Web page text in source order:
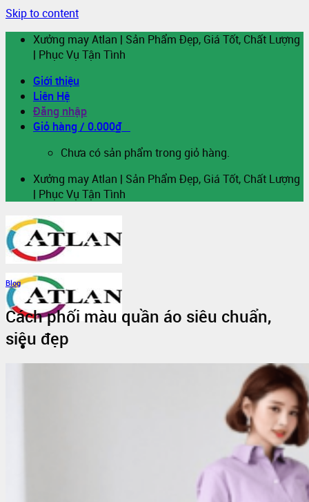
Skip to content
Xưởng may Atlan | Sản Phẩm Đẹp, Giá Tốt, Chất Lượng
| Phục Vụ Tận Tình
Giới thiệu
Liên Hệ
Đăng nhập
Giỏ hàng / 0.000₫
Chưa có sản phẩm trong giỏ hàng.
Xưởng may Atlan | Sản Phẩm Đẹp, Giá Tốt, Chất Lượng
| Phục Vụ Tận Tình
Áo Thun Đồng Phục Công Nhân
Áo thun teambuilding đi biển
Blog
Cách phối màu quần áo siêu chuẩn,
siêu đẹp